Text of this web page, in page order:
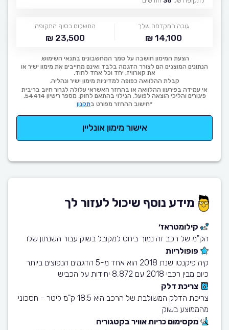
גובה המקדמה שלך
14,100 ₪
התשלום בסוף התקופה
23,500 ₪
הצעת המימון חושבה על סמך המחשבונים בתנאי השימוש.
הנתונים המוצגים הם לצורך הדגמה בלבד ואינם מחייבים את מימון ישיר או
את קארוויז, יחד וכל אחד לחוד.
קבלת ההלוואה כפופה למדיניות מימון ישיר ונהליה.
אי עמידה בפירעון ההלוואה או בהחזר האשראי עלולה לגרור חיוב בריבית
פיגורים והליכי הוצאה לפועל. הגילוי בהתאם לחוק. מספר רישיון 54414.
*חישוב ההחזר מפורט בתקנון
אישור מימון אונליין
מידע נוסף שיכול לעזור לך
קילומטראז׳
הק"מ של רכב זה נמוך ביחס למקובל בשוק עבור השנתון שלו
פופולריות
קיה פיקנטו שנת 2018 הוא אחד מ-5 הדגמים הנפוצים ביותר
כיום מבין רכבי 2018 עם 8,872 יחידות על הכביש
צריכת דלק
צריכת הדלק המשולבת של הרכב היא 18.5 ק"מ ליטר - חסכוני
מהממוצע בשוק
מקסימום כריות אוויר בקטגוריה